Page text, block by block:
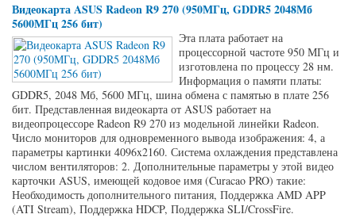
Видеокарта ASUS Radeon R9 270 (950МГц, GDDR5 2048Мб
5600МГц 256 бит)
Эта плата работает на
процессорной частоте 950 МГц и
изготовлена по процессу 28 нм.
Информация о памяти платы:
GDDR5, 2048 Мб, 5600 МГц, шина обмена с памятью в плате 256
бит. Представленная видеокарта от ASUS работает на
видеопроцессоре Radeon R9 270 из модельной линейки Radeon.
Число мониторов для одновременного вывода изображения: 4, а
параметры картинки 4096x2160. Система охлаждения представлена
числом вентиляторов: 2. Дополнительные параметры у этой видео
карточки ASUS, имеющей кодовое имя (Curacao PRO) такие:
Необходимость дополнительного питания, Поддержка AMD APP
(ATI Stream), Поддержка HDCP, Поддержка SLI/CrossFire.